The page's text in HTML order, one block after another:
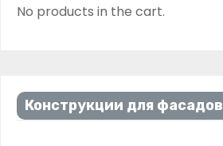
No products in the cart.
Конструкции для фасадов